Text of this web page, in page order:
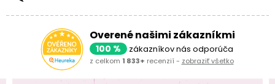
Overené našimi zákazníkmi
100 % zákazníkov nás odporúča
z celkom 1 833+ recenzií - zobraziť všetko